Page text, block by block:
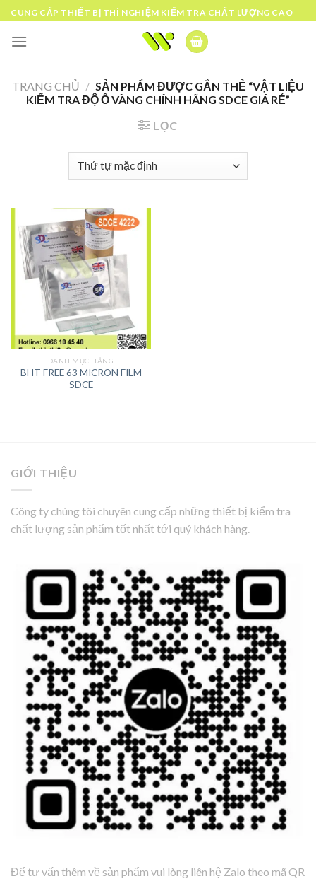
Skip
to
content
CUNG CẤP THIẾT BỊ THÍ NGHIỆM KIỂM TRA CHẤT LƯỢNG CAO
TRANG CHỦ / SẢN PHẨM ĐƯỢC GẮN THẺ “VẬT LIỆU
KIỂM TRA ĐỘ Ố VÀNG CHÍNH HÃNG SDCE GIÁ RẺ”
LỌC
DANH MỤC HÃNG
BHT FREE 63 MICRON FILM
SDCE
GIỚI THIỆU
Công ty chúng tôi chuyên cung cấp những thiết bị kiểm tra
chất lượng sản phẩm tốt nhất tới quý khách hàng.
Để tư vấn thêm về sản phẩm vui lòng liên hệ Zalo theo mã QR